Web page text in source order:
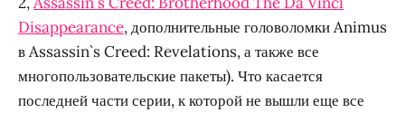
Disappearance, дополнительные головоломки Animus
в Assassin`s Creed: Revelations, а также все
многопользовательские пакеты). Что касается
последней части серии, к которой не вышли еще все